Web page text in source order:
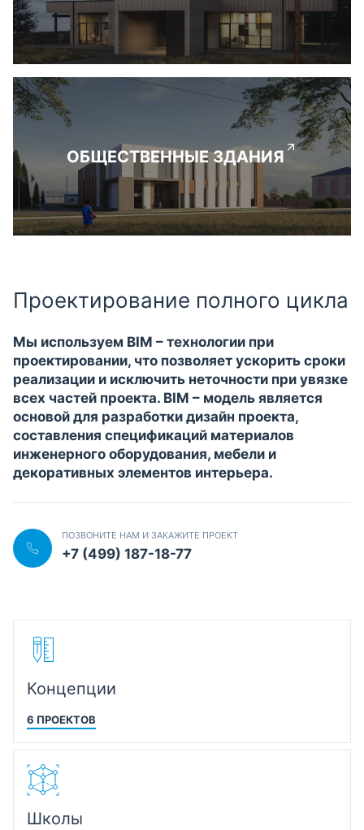
ОБЩЕСТВЕННЫЕ ЗДАНИЯ
Проектирование полного цикла
Мы используем BIM – технологии при
проектировании, что позволяет ускорить сроки
реализации и исключить неточности при увязке
всех частей проекта. BIM – модель является
основой для разработки дизайн проекта,
составления спецификаций материалов
инженерного оборудования, мебели и
декоративных элементов интерьера.
ПОЗВОНИТЕ НАМ И ЗАКАЖИТЕ ПРОЕКТ
+7 (499) 187-18-77
Концепции
6 ПРОЕКТОВ
Школы